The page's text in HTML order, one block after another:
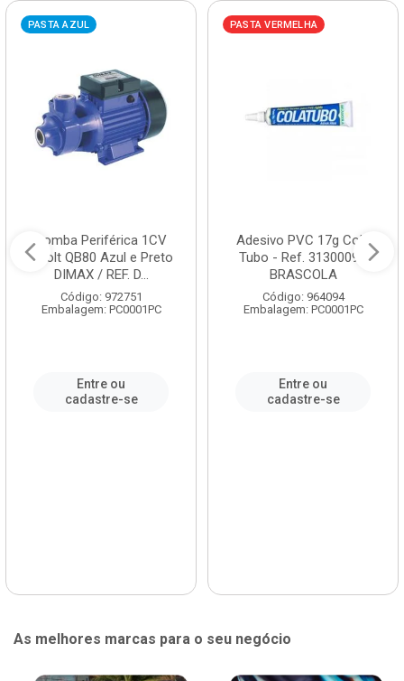
PASTA AZUL
Bomba Periférica 1CV
Bivolt QB80 Azul e Preto
DIMAX / REF. D...
Código: 972751
Embalagem: PC0001PC
Entre ou
cadastre-se
PASTA VERMELHA
Adesivo PVC 17g Cola
Tubo - Ref. 3130009 -
BRASCOLA
Código: 964094
Embalagem: PC0001PC
Entre ou
cadastre-se
As melhores marcas para o seu negócio